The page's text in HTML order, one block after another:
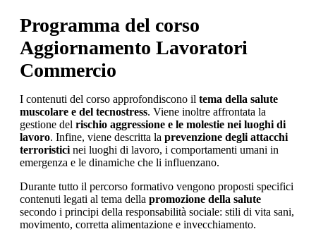
Programma del corso
Aggiornamento Lavoratori
Commercio
I contenuti del corso approfondiscono il tema della salute
muscolare e del tecnostress. Viene inoltre affrontata la
gestione del rischio aggressione e le molestie nei luoghi di
lavoro. Infine, viene descritta la prevenzione degli attacchi
terroristici nei luoghi di lavoro, i comportamenti umani in
emergenza e le dinamiche che li influenzano.
Durante tutto il percorso formativo vengono proposti specifici
contenuti legati al tema della promozione della salute
secondo i principi della responsabilità sociale: stili di vita sani,
movimento, corretta alimentazione e invecchiamento.